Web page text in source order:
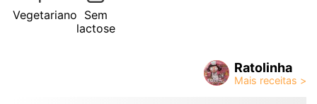
Vegetariano Sem
lactose
Ratolinha